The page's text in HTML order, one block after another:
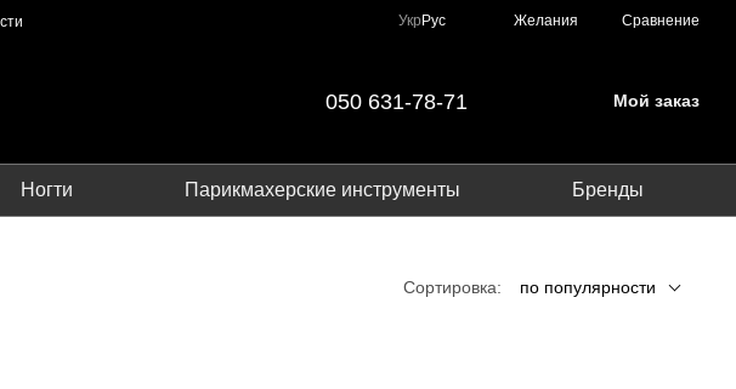
Укр Рус Желания Сравнение
050 631-78-71 Мой заказ
Ногти Парикмахерские инструменты Бренды
Сортировка: по популярности